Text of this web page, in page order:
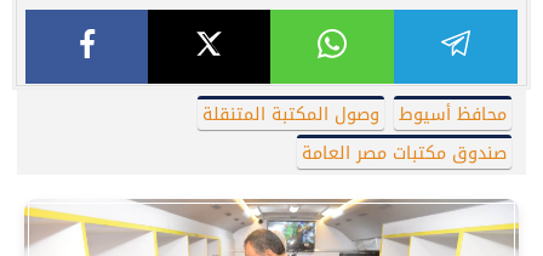
محافظ أسيوط
وصول المكتبة المتنقلة
صندوق مكتبات مصر العامة